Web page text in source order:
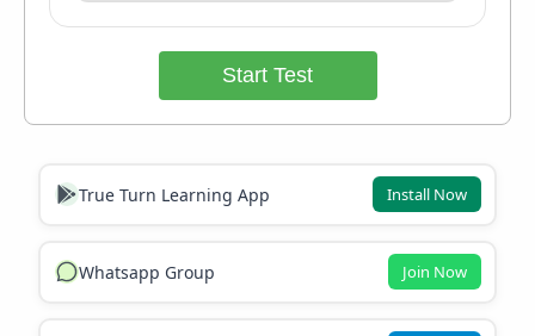
Start Test
True Turn Learning App Install Now
Whatsapp Group Join Now